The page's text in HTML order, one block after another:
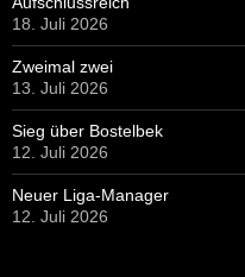
18. Juli 2026
Zweimal zwei
13. Juli 2026
Sieg über Bostelbek
12. Juli 2026
Neuer Liga-Manager
12. Juli 2026